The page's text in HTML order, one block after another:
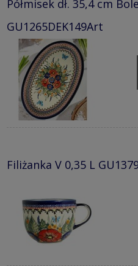
Półmisek dł. 35,4 cm
GU1265DEK149Art
Filiżanka V 0,35 L